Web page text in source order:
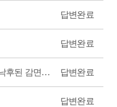
답변완료
답변완료
서울어린이대공원 구의문 주차장의 낙후된 감면 시스템 개선 및 정산소 직원의 ... 답변완료
답변완료